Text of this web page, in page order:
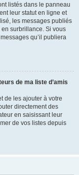
listés dans le panneau
leur statut en ligne et
les messages publiés
surbrillance. Si vous
qu’il publiera
de ma liste d’amis
de les ajouter à votre
directement des
en saisissant leur
de vos listes depuis